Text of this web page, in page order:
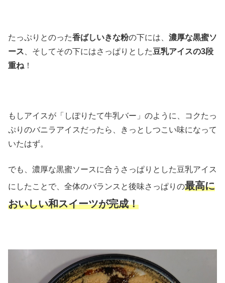
たっぷりとのった香ばしいきな粉の下には、 濃厚な黒蜜ソ
ース 、そしてその下にはさっぱりとした豆乳アイスの3段
重ね ！
もしアイスが「しぽりたて牛乳バー」のように、コクたっ
ぷりのバニラアイスだったら、きっとしつこい味になって
いたはず。
でも、濃厚な黒蜜ソースに合うさっぱりとした豆乳アイス
にしたことで、全体のバランスと後味さっぱりの最高に
おいしい和スイーツが完成！